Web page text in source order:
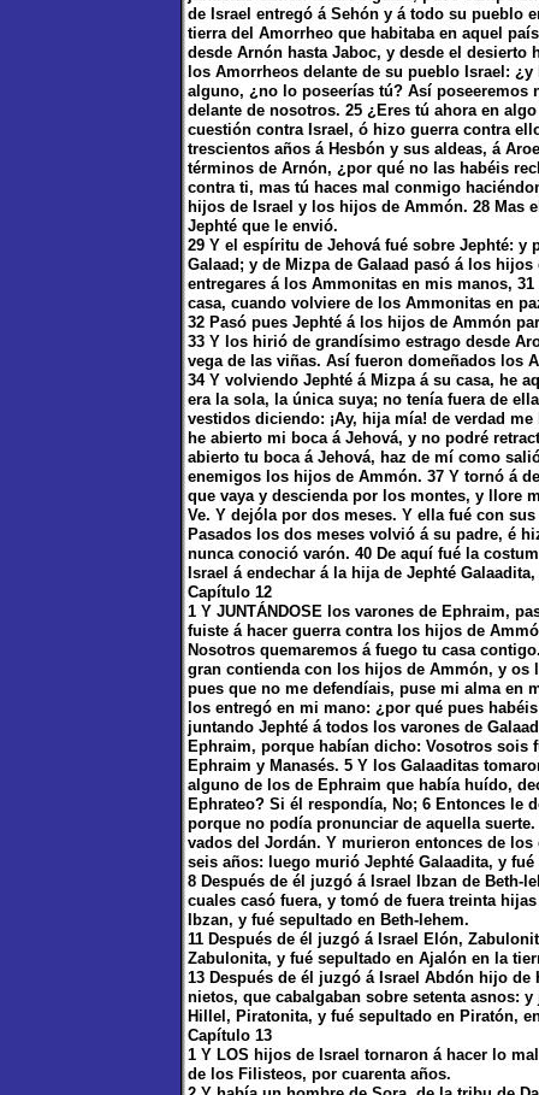
de Israel entregó á Sehón y á todo su pueblo
tierra del Amorrheo que habitaba en aquel
desde Arnón hasta Jaboc, y desde el desierto
los Amorrheos delante de su pueblo Israel:
alguno, ¿no lo poseerías tú? Así poseeremos
delante de nosotros. 25 ¿Eres tú ahora en
cuestión contra Israel, ó hizo guerra contra
trescientos años á Hesbón y sus aldeas, á
términos de Arnón, ¿por qué no las habéis
contra ti, mas tú haces mal conmigo
hijos de Israel y los hijos de Ammón. 28 Mas
Jephté que le envió.
29 Y el espíritu de Jehová fué sobre Jephté: y
Galaad; y de Mizpa de Galaad pasó á los
entregares á los Ammonitas en mis manos,
casa, cuando volviere de los Ammonitas en
32 Pasó pues Jephté á los hijos de Ammón
33 Y los hirió de grandísimo estrago desde
vega de las viñas. Así fueron domeñados los
34 Y volviendo Jephté á Mizpa á su casa, he
era la sola, la única suya; no tenía fuera de
vestidos diciendo: ¡Ay, hija mía! de verdad
he abierto mi boca á Jehová, y no podré
abierto tu boca á Jehová, haz de mí como
enemigos los hijos de Ammón. 37 Y tornó á
que vaya y descienda por los montes, y llore
Ve. Y dejóla por dos meses. Y ella fué con
Pasados los dos meses volvió á su padre, é
nunca conoció varón. 40 De aquí fué la
Israel á endechar á la hija de Jephté
Capítulo 12
1 Y JUNTÁNDOSE los varones de Ephraim,
fuiste á hacer guerra contra los hijos de
Nosotros quemaremos á fuego tu casa
gran contienda con los hijos de Ammón, y os
pues que no me defendíais, puse mi alma en
los entregó en mi mano: ¿por qué pues
juntando Jephté á todos los varones de
Ephraim, porque habían dicho: Vosotros
Ephraim y Manasés. 5 Y los Galaaditas
alguno de los de Ephraim que había huído,
Ephrateo? Si él respondía, No; 6 Entonces le
porque no podía pronunciar de aquella
vados del Jordán. Y murieron entonces de
seis años: luego murió Jephté Galaadita, y
8 Después de él juzgó á Israel Ibzan de
cuales casó fuera, y tomó de fuera treinta
Ibzan, y fué sepultado en Beth-lehem.
11 Después de él juzgó á Israel Elón,
Zabulonita, y fué sepultado en Ajalón en la
13 Después de él juzgó á Israel Abdón hijo
nietos, que cabalgaban sobre setenta asnos:
Hillel, Piratonita, y fué sepultado en Piratón,
Capítulo 13
1 Y LOS hijos de Israel tornaron á hacer lo
de los Filisteos, por cuarenta años.